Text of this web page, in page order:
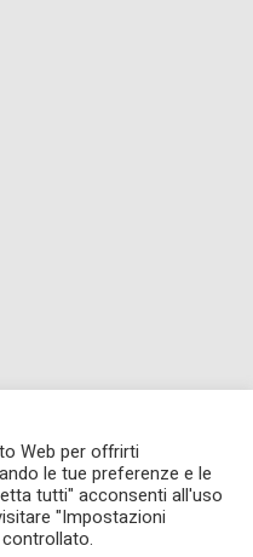
Newsteca S.r.l.
Via Larga, 6
Web per offrirti
le tue preferenze e le
tutti" acconsenti all'uso
"Impostazioni